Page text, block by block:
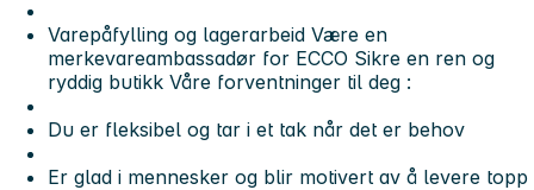
Varepåfylling og lagerarbeid Være en
merkevareambassadør for ECCO Sikre en ren og
ryddig butikk Våre forventninger til deg :
Du er fleksibel og tar i et tak når det er behov
Er glad i mennesker og blir motivert av å levere topp